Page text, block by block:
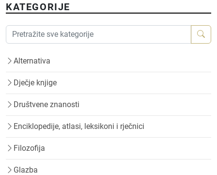
KATEGORIJE
Alternativa
Dječje knjige
Društvene znanosti
Enciklopedije, atlasi, leksikoni i rječnici
Filozofija
Glazba